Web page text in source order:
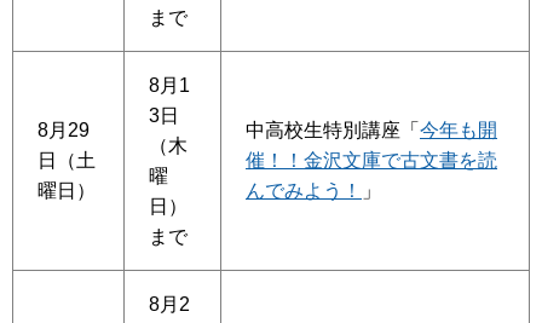
まで
8月29
日（土
曜日）
8月1
3日
（木
曜
日）
まで
中高校生特別講座「 今年も開
催！！金沢文庫で古文書を読
んでみよう！
」
8月2